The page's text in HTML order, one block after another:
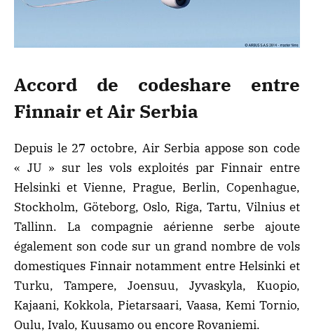
Accord de codeshare entre
Finnair et Air Serbia
Depuis le 27 octobre, Air Serbia appose son code
« JU » sur les vols exploités par Finnair entre
Helsinki et Vienne, Prague, Berlin, Copenhague,
Stockholm, Göteborg, Oslo, Riga, Tartu, Vilnius et
Tallinn. La compagnie aérienne serbe ajoute
également son code sur un grand nombre de vols
domestiques Finnair notamment entre Helsinki et
Turku, Tampere, Joensuu, Jyvaskyla, Kuopio,
Kajaani, Kokkola, Pietarsaari, Vaasa, Kemi Tornio,
Oulu, Ivalo, Kuusamo ou encore Rovaniemi.